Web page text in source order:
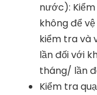
nước):
không để
kiểm tra và
lần đối với
tháng/ lần
Kiểm tra